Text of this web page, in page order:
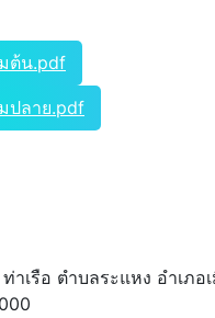
ต้น.pdf
ปลาย.pdf
าเรือ ตำบลระแหง อำเภอ